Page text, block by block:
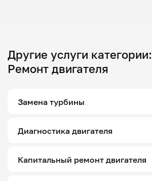
Другие услуги категории:
Ремонт двигателя
Замена турбины
Диагностика двигателя
Капитальный ремонт двигателя